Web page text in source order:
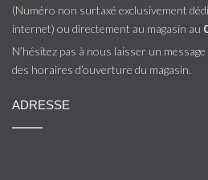
(Numéro non surtaxé exclusivement
internet) ou directement au magasin au
N’hésitez pas à nous laisser un
des horaires d’ouverture du magasin.
ADRESSE